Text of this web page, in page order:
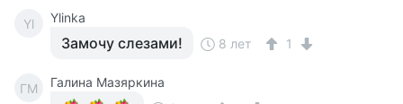
Yl Ylinka
Замочу слезами! 8 лет 1
ГМ
Галина Мазяркина